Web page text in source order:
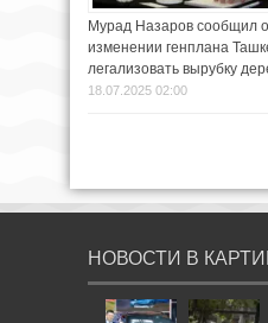
Мурад Назаров сообщил
изменении генплана
легализовать вырубку
18.07.2025 02:00
НОВОСТИ В